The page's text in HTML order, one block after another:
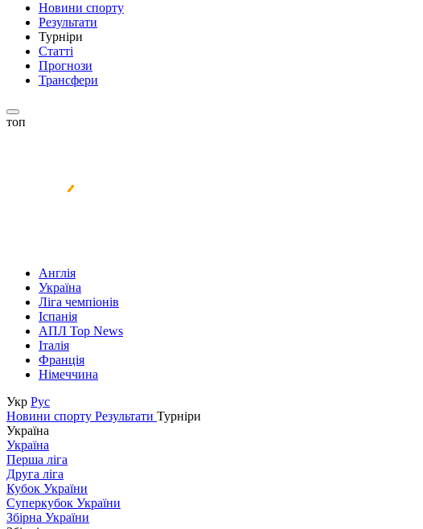
Новини спорту
Результати
Турніри
Статті
Прогнози
Трансфери
топ
Англія
Україна
Ліга чемпіонів
Іспанія
АПЛ Top News
Італія
Франція
Німеччина
Укр Рус
Новини спорту Результати Турніри
Україна
Україна
Перша ліга
Друга ліга
Кубок України
Суперкубок України
Збірна України